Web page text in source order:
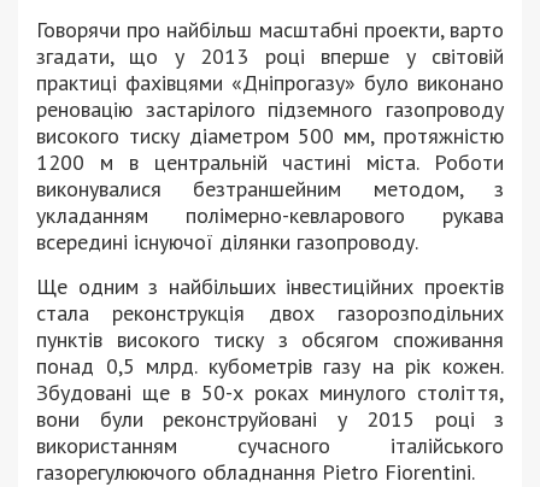
Говорячи про найбільш масштабні проекти, варто
згадати, що у 2013 році вперше у світовій
практиці фахівцями «Дніпрогазу» було виконано
реновацію застарілого підземного газопроводу
високого тиску діаметром 500 мм, протяжністю
1200 м в центральній частині міста. Роботи
виконувалися безтраншейним методом, з
укладанням полімерно-кевларового рукава
всередині існуючої ділянки газопроводу.
Ще одним з найбільших інвестиційних проектів
стала реконструкція двох газорозподільних
пунктів високого тиску з обсягом споживання
понад 0,5 млрд. кубометрів газу на рік кожен.
Збудовані ще в 50-х роках минулого століття,
вони були реконструйовані у 2015 році з
використанням сучасного італійського
газорегулюючого обладнання Pietro Fiorentini.